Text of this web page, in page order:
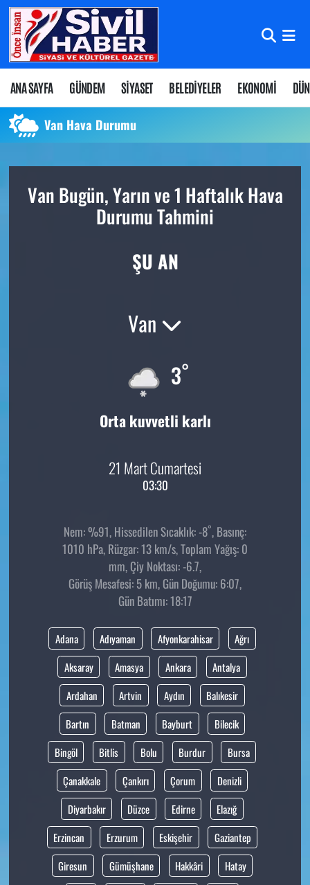
ANA SAYFA GÜNDEM SİYASET BELEDİYELER EKONOMİ
Van Hava Durumu
Van Bugün, Yarın ve 1 Haftalık Hava
Durumu Tahmini
ŞU AN
Van
3°
Orta kuvvetli karlı
21 Mart Cumartesi
03:30
Nem: %91, Hissedilen Sıcaklık: -8°, Basınç:
1010 hPa, Rüzgar: 13 km/s, Toplam Yağış: 0
mm, Çiy Noktası: -6.7,
Görüş Mesafesi: 5 km, Gün Doğumu: 6:07,
Gün Batımı: 18:17
Adana Adıyaman Afyonkarahisar
Ağrı
Aksaray
Amasya Ankara
Antalya
Ardahan
Artvin Aydın
Balıkesir
Bartın
Batman Bayburt
Bilecik
Bingöl
Bitlis Bolu Burdur
Bursa
Çanakkale
Çankırı Çorum
Denizli
Diyarbakır
Düzce Edirne
Elazığ
Erzincan
Erzurum Eskişehir
Gaziantep
Giresun
Gümüşhane Hakkâri
Hatay
Nöbetçi Eczaneler
Hava Durumu
Namaz Vakitleri
Süper Lig Puan Durumu ve Fikstür
Tüm Manşetler
Son Dakika Haberleri